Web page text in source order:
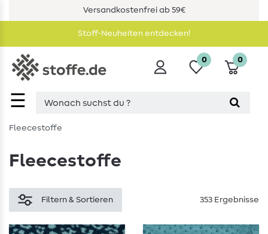
Versandkostenfrei ab 59€
Stoff-Neuheiten entdecken!
☰
0 0
Fleecestoffe
Fleecestoffe
Filtern & Sortieren 353 Ergebnisse